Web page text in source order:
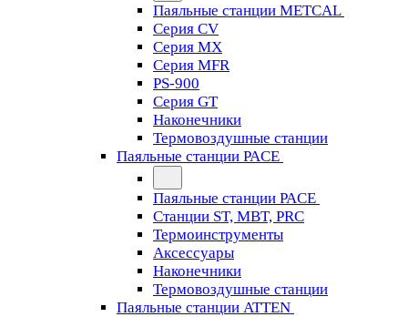
Паяльные станции METCAL
Серия CV
Серия MX
Серия MFR
PS-900
Серия GT
Наконечники
Термовоздушные станции
Паяльные станции PACE
Паяльные станции PACE
Станции ST, MBT, PRC
Термоинструменты
Аксессуары
Наконечники
Термовоздушные станции
Паяльные станции ATTEN